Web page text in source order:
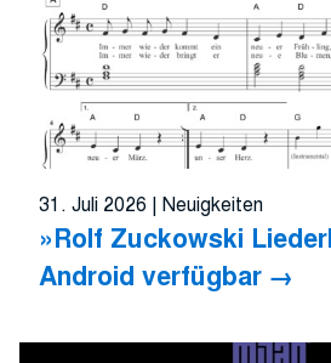
31. Juli 2026 | Neuigkeiten
»Rolf Zuckowski
Android verfügbar